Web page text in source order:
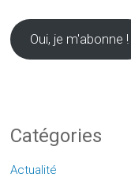
ici
Oui, je m'abonne !
Catégories
Actualité